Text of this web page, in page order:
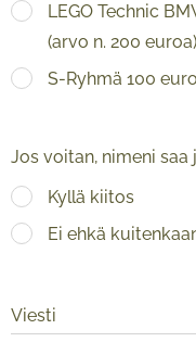
LEGO Technic
(arvo n. 200 euroa)
S-Ryhmä 100
Jos voitan, nimeni
Kyllä kiitos
Ei ehkä
Viesti